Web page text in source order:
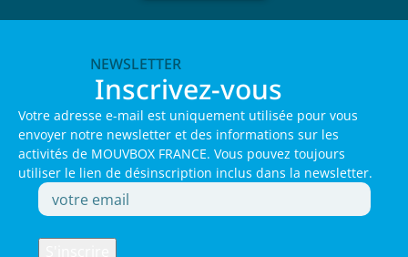
NEWSLETTER
Inscrivez-vous
Votre adresse e-mail est uniquement utilisée pour vous
envoyer notre newsletter et des informations sur les
activités de MOUVBOX FRANCE. Vous pouvez toujours
utiliser le lien de désinscription inclus dans la newsletter.